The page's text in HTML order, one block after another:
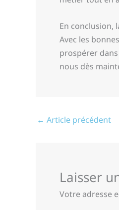
En conclusion,
Avec les
prospérer
nous dès
← Article précédent
Laisser
Votre adresse